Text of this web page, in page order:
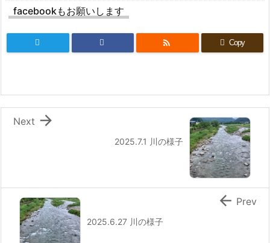
facebookもお願いします
 Copy
2025.7.1 川の様子

Next
2025.6.27 川の様子
 Prev